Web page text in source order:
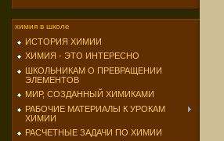
химия в школе
ИСТОРИЯ ХИМИИ
ХИМИЯ - ЭТО ИНТЕРЕСНО
ШКОЛЬНИКАМ О ПРЕВРАЩЕНИИ
ЭЛЕМЕНТОВ
МИР, СОЗДАННЫЙ ХИМИКАМИ
РАБОЧИЕ МАТЕРИАЛЫ К УРОКАМ
ХИМИИ
РАСЧЕТНЫЕ ЗАДАЧИ ПО ХИМИИ